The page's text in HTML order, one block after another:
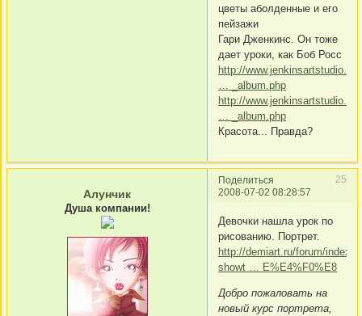
цветы аболденные и его
пейзажи
Гари Дженкинс. Он тоже
дает уроки, как Боб Росс
http://
… _album.php
http://
… _album.php
Красота... Правда?
Поделиться
25
2008-07-02 08:28:57
Алунчик
Душа компании!
Девочки нашла урок по
рисованию. Портрет.
http://demiart.ru/forum/
showt … E%E4%F0%E8
Добро пожаловать на
новый курс портрета,